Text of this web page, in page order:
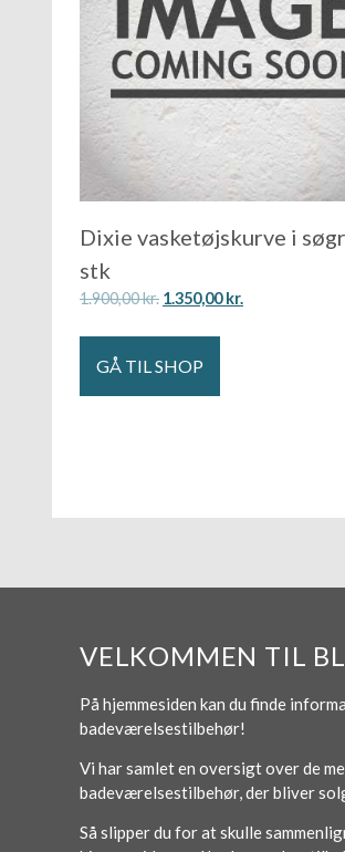
Dixie vasketøjskurve i
stk
1.900,00kr. 1.350,00kr.
GÅ TIL SHOP
VELKOMMEN TIL
På hjemmesiden kan du finde
badeværelsestilbehør!
Vi har samlet en oversigt over de
badeværelsestilbehør, der bliver
Så slipper du for at skulle